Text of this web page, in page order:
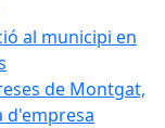
al municipi en
de Montgat,
d'empresa